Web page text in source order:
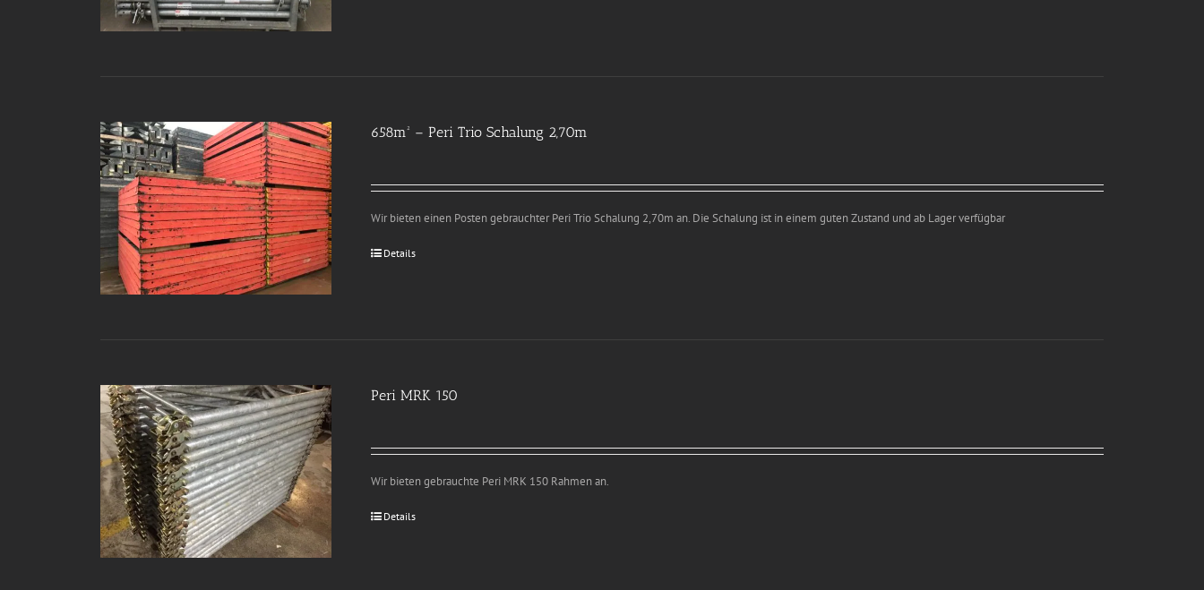
658m² – Peri Trio Schalung 2,70m
Wir bieten einen Posten gebrauchter Peri Trio Schalung 2,70m an. Die Schalung ist in einem guten Zustand und ab Lager verfügbar
Details
Peri MRK 150
Wir bieten gebrauchte Peri MRK 150 Rahmen an.
Details